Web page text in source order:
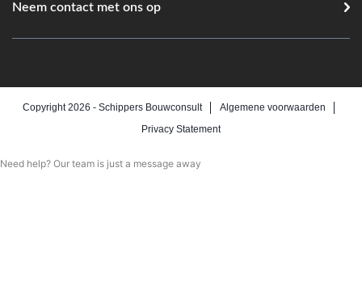
Neem contact met ons op
Copyright 2026 - Schippers Bouwconsult
Algemene voorwaarden
Privacy Statement
Need help? Our team is just a message away